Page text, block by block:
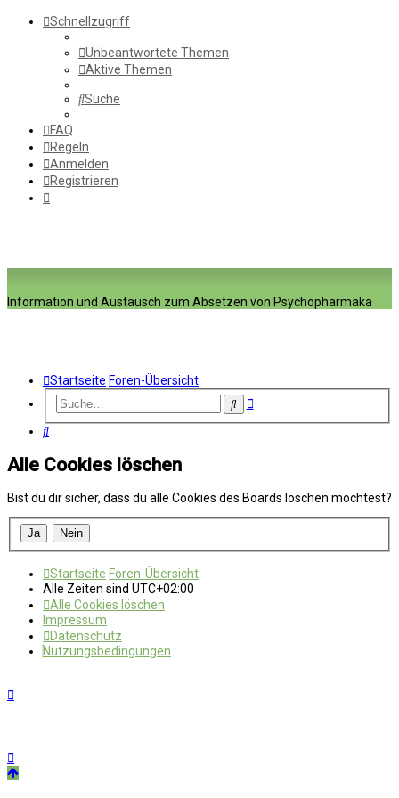
Schnellzugriff
Unbeantwortete Themen
Aktive Themen
Suche
FAQ
Regeln
Anmelden
Registrieren
Information und Austausch zum Absetzen von Psychopharmaka
Startseite Foren-Übersicht
SucheErweiterte
Suche
Alle Cookies löschen
Bist du dir sicher, dass du alle Cookies des Boards löschen möchtest?
Startseite Foren-Übersicht
Alle Zeiten sind UTC+02:00
Alle Cookies löschen
Impressum
Datenschutz
Nutzungsbedingungen